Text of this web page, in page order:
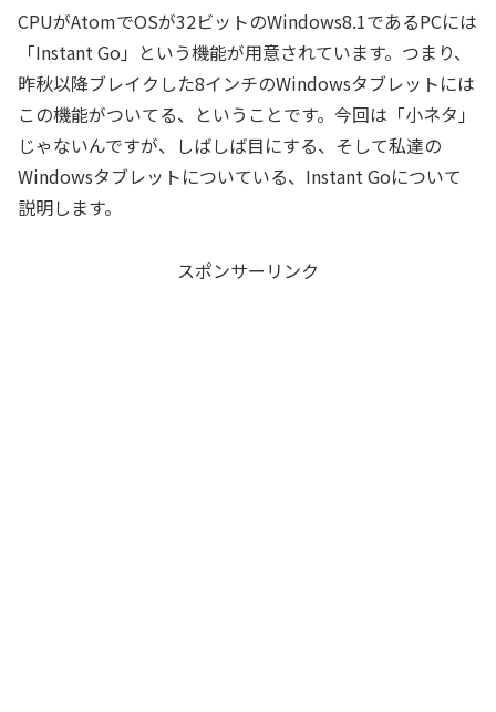
CPUがAtomでOSが32ビットのWindows8.1であるPCには
「Instant Go」という機能が用意されています。つまり、
昨秋以降ブレイクした8インチのWindowsタブレットには
この機能がついてる、ということです。今回は「小ネタ」
じゃないんですが、しばしば目にする、そして私達の
Windowsタブレットについている、Instant Goについて
説明します。
スポンサーリンク